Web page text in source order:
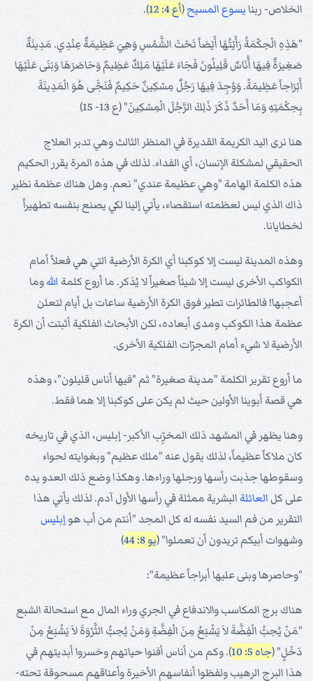
الخلاص- ربنايسوع المسيح(أع 4: 12 ).
"هَذِهِ الْحِكْمَةُ رَأَيْتُهَا أَيْضاً تَحْتَ الشَّمْسِ وَهِيَ عَظِيمَةٌ عِنْدِي. مَدِينَةٌ
صَغِيرَةٌ فِيهَا أُنَاسٌ قَلِيلُونَ فَجَاءَ عَلَيْهَا مَلِكٌ عَظِيمٌ وَحَاصَرَهَا وَبَنَى عَلَيْهَا
أَبْرَاجاً عَظِيمَةً. وَوُجِدَ فِيهَا رَجُلٌ مِسْكِينٌ حَكِيمٌ فَنَجَّى هُوَ الْمَدِينَةَ
بِحِكْمَتِهِ وَمَا أَحَدٌ ذَكَرَ ذَلِكَ الرَّجُلَ الْمِسْكِينَ" (ع 13- 15)
هنا نرى اليد الكريمة القديرة في المنظر الثالث وهي تدبر العلاج
الحقيقي لمشكلة الإنسان، أي الفداء. لذلك في هذه المرة يقرر الحكيم
هذه الكلمة الهامة "وهي عظيمة عندي" نعم. وهل هناك عظمة نظير
ذاك الذي ليس لعظمته استقصاء، يأتي إلينا لكي يصنع بنفسه تطهيراً
لخطايانا.
وهذه المدينة ليست إلا كوكبنا أي الكرة الأرضية التي هي فعلاً أمام
الكواكب الأخرى ليست إلا شيئاً صغيراً لا يُذكر. ما أروع كلمة اللهوما
أعجبها! فالطائرات تطير فوق الكرة الأرضية ساعات بل أيام لتعلن
عظمة هذا الكوكب ومدى أبعاده، لكن الأبحاث الفلكية أثبتت أن الكرة
الأرضية لا شيء أمام المجرّات الفلكية الأخرى.
ما أروع تقرير الكلمة "مدينة صغيرة" ثم "فيها أناس قليلون"، وهذه
هي قصة أبوينا الأولين حيث لم يكن على كوكبنا إلا هما فقط.
وهنا يظهر في المشهد ذلك المخرِّب الأكبر- إبليس، الذي في تاريخه
كان ملاكاً عظيماً، لذلك يقول عنه "ملك عظيم" وبغوايته لحواء
وسقوطها جذبت رأسها ورجلها وراءها. وهكذا وضع ذلك العدو يده
على كل العائلة البشرية ممثلة في رأسها الأول آدم. لذلك يأتي هذا
التقرير من فم السيد نفسه له كل المجد "أنتم من أب هوإبليس
وشهوات أبيكم تريدون أن تعملوا" (يو 8: 44 )
"وحاصرها وبنى عليها أبراجاً عظيمة":
هناك برج المكاسب والاندفاع في الجري وراء المال مع استحالة الشبع
"مَنْ يُحِبُّ الْفِضَّةَ لاَ يَشْبَعُ مِنَ الْفِضَّةِ وَمَنْ يُحِبُّ الثَّرْوَةَ لاَ يَشْبَعُ مِنْ
دَخْلٍ" (جاه 5: 10
). وكم من أناس أفنوا حياتهم وخسروا أبديتهم في
هذا البرج الرهيب ولفظوا أنفاسهم الأخيرة وأعناقهم مسحوقة تحته-